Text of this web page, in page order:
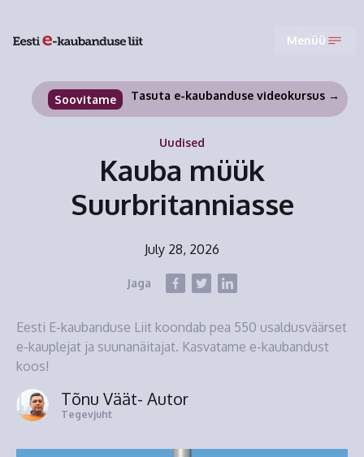
Menüü
Soovitame Tasuta e-kaubanduse videokursus →
Uudised
Kauba müük
Suurbritanniasse
July 28, 2026
Jaga
Eesti E-kaubanduse Liit koondab pea 550 usaldusväärset
e-kauplejat ja suunanäitajat. Kasvatame e-kaubandust
koos!
Tõnu Väät- Autor
Tegevjuht